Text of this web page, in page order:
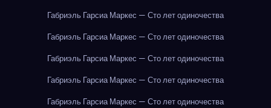
Габриэль Гарсиа Маркес — Сто лет одиночества
Габриэль Гарсиа Маркес — Сто лет одиночества
Габриэль Гарсиа Маркес — Сто лет одиночества
Габриэль Гарсиа Маркес — Сто лет одиночества
Габриэль Гарсиа Маркес — Сто лет одиночества